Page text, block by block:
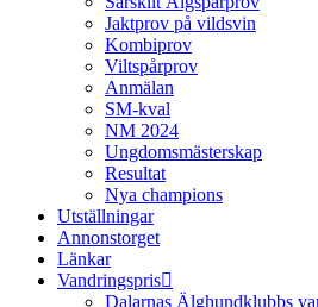
Jaktprov på vildsvin
Kombiprov
Viltspårprov
Anmälan
SM-kval
NM 2024
Ungdomsmästerskap
Resultat
Nya champions
Utställningar
Annonstorget
Länkar
Vandringspris
Dalarnas Älghundklubbs